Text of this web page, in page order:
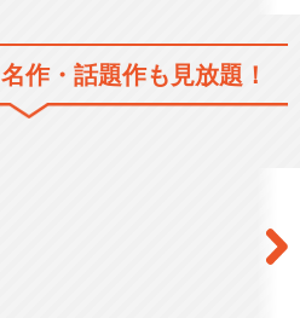
名作・話題作も見放題！